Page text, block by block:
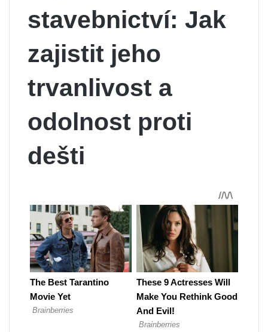
stavebnictví: Jak
zajistit jeho
trvanlivost a
odolnost proti
dešti